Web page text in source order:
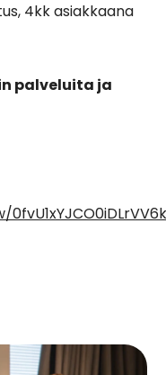
4kk asiakkaana
palveluita ja